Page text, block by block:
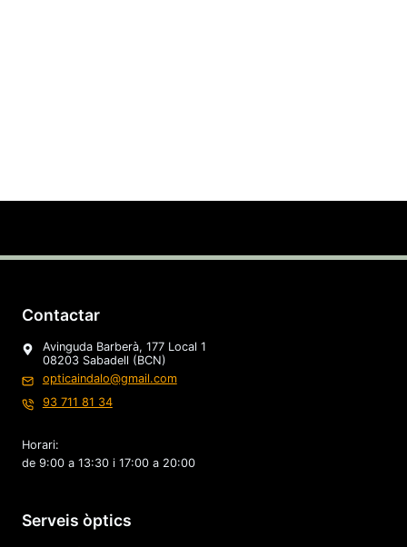
Contactar
Avinguda Barberà, 177 Local 1
08203 Sabadell (BCN)
opticaindalo@gmail.com
93 711 81 34
Horari:
de 9:00 a 13:30 i 17:00 a 20:00
Serveis òptics